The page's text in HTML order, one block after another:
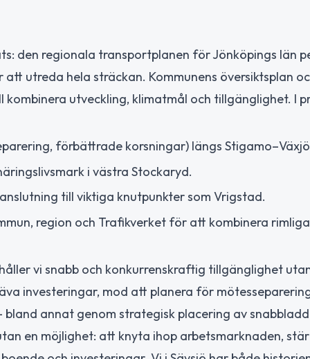
den regionala transportplanen för Jönköpings län
utreda hela sträckan. Kommunens översiktsplan
utveckling, klimatmål och tillgänglighet. I
förbättrade korsningar) längs
i västra Stockaryd.
till viktiga knutpunkter som Vrigstad.
region och Trafikverket för att kombinera
vi snabb och konkurrenskraftig tillgänglighet
investeringar, mod att planera för
annat genom strategisk placering av
en möjlighet: att knyta ihop arbetsmarknaden,